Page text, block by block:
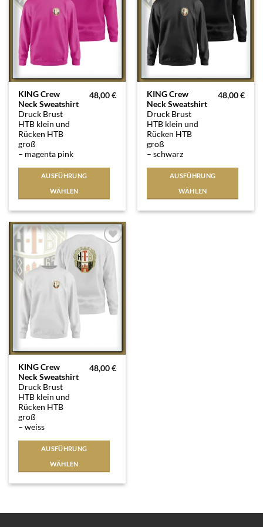
KING Crew
Neck Sweatshirt
Druck Brust
HTB klein und
Rücken HTB
groß
– magenta pink
48,00€
AUSFÜHRUNG
WÄHLEN
Dieses
Produkt
weist
mehrere
Varianten
auf.
Die
Optionen
Produktseite
gewählt
werden
KING Crew
Neck Sweatshirt
Druck Brust
HTB klein und
Rücken HTB
groß
– schwarz
48,00€
AUSFÜHRUNG
WÄHLEN
Dieses
Produkt
weist
mehrere
Varianten
auf.
Die
Optionen
Auf die
Wunschliste
KING Crew
Neck Sweatshirt
Druck Brust
HTB klein und
Rücken HTB
groß
– weiss
48,00€
AUSFÜHRUNG
WÄHLEN
Dieses
Produkt
weist
mehrere
Varianten
auf.
Die
Optionen
gewählt